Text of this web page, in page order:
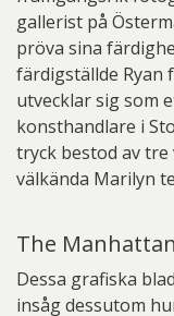
gallerist på
pröva sina
färdigställde
utvecklar sig som
konsthandlare i
tryck bestod av
välkända Marilyn
The
Dessa grafiska
insåg dessutom